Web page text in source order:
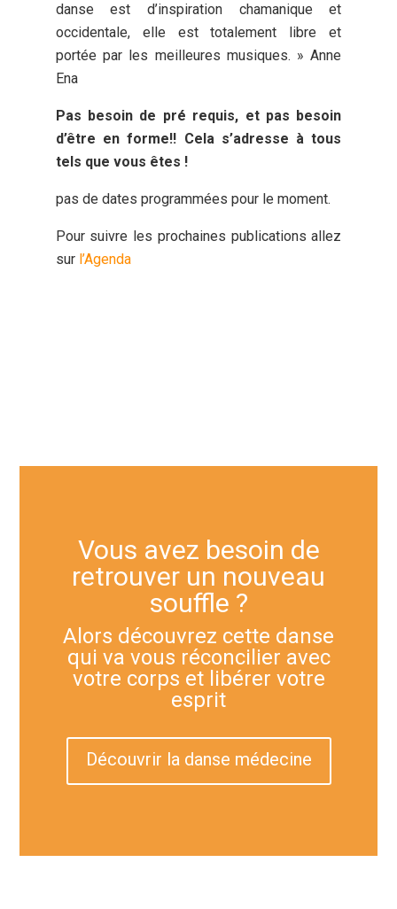
danse est d’inspiration chamanique et
occidentale, elle est totalement libre et
portée par les meilleures musiques. » Anne
Ena
Pas besoin de pré requis, et pas besoin
d’être en forme!! Cela s’adresse à tous
tels que vous êtes !
pas de dates programmées pour le moment.
Pour suivre les prochaines publications allez
sur l’Agenda
Vous avez besoin de
retrouver un nouveau
souffle ?
Alors découvrez cette danse
qui va vous réconcilier avec
votre corps et libérer votre
esprit
Découvrir la danse médecine